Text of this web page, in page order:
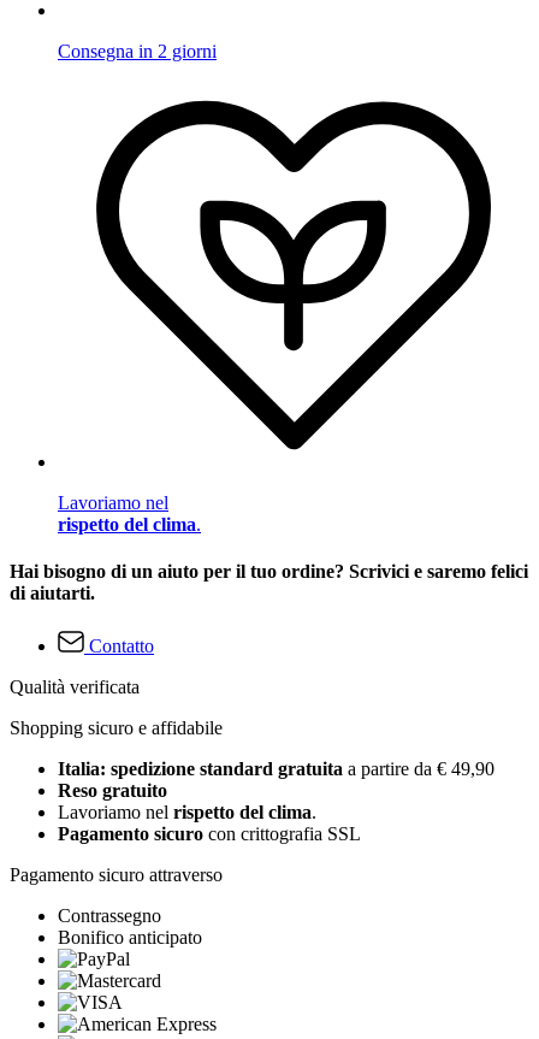
Consegna in 2 giorni
Lavoriamo nel
rispetto del clima.
Hai bisogno di un aiuto per il tuo ordine? Scrivici e saremo felici
di aiutarti.
Contatto
Qualità verificata
Shopping sicuro e affidabile
Italia: spedizione standard gratuita a partire da € 49,90
Reso gratuito
Lavoriamo nel rispetto del clima.
Pagamento sicuro con crittografia SSL
Pagamento sicuro attraverso
Contrassegno
Bonifico anticipato